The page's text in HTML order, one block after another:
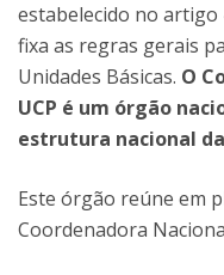
estabelecido no artigo
fixa as regras gerais
Unidades Básicas. O
UCP é um órgão
estrutura nacional
Este órgão reúne em
Coordenadora